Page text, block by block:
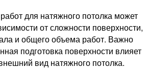
для натяжного потолка может
от сложности поверхности,
и общего объема работ. Важно
подготовка поверхности влияет
вид натяжного потолка.